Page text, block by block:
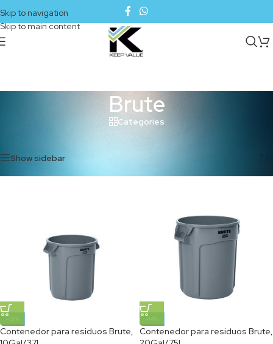
Skip to navigation
Skip to main content
Brute
Categories
Manejo de residuos
Show sidebar
-13%
Contenedor para residuos Brute,
-14%
Contenedor para residuos Brute,